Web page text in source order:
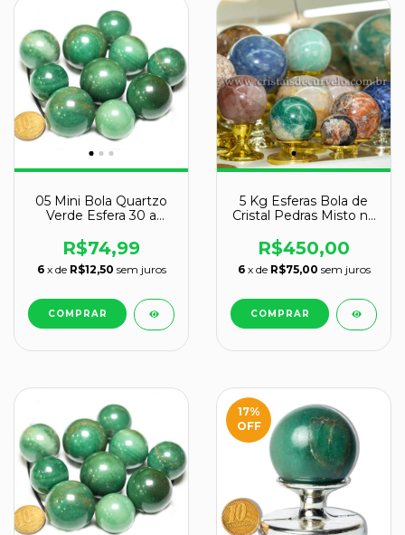
05 Mini Bola Quartzo
Verde Esfera 30 a
REFF 130603
R$74,99
6 x de R$12,50 sem juros
5 Kg Esferas Bola de
Cristal Pedras Misto no
R$450,00
6 x de R$75,00 sem juros
17%
OFF